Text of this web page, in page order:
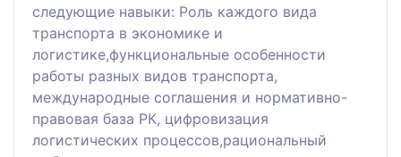
следующие навыки: Роль каждого вида
транспорта в экономике и
логистике,функциональные особенности
работы разных видов транспорта,
международные соглашения и нормативно-
правовая база РК, цифровизация
логистических процессов,рациональный